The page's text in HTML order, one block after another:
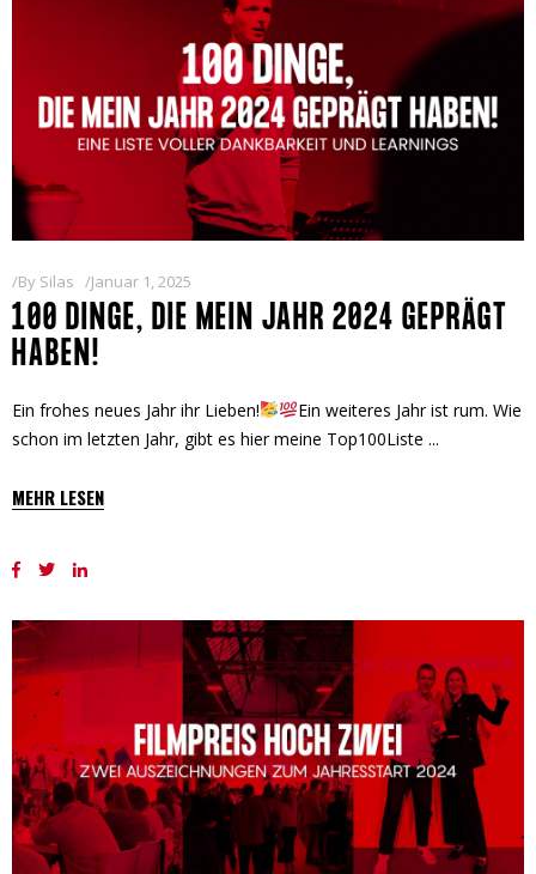
By Silas Januar 1, 2025
100 DINGE, DIE MEIN JAHR 2024 GEPRÄGT
HABEN!
Ein frohes neues Jahr ihr Lieben!
Ein weiteres Jahr ist rum. Wie
schon im letzten Jahr, gibt es hier meine Top100Liste
MEHR LESEN